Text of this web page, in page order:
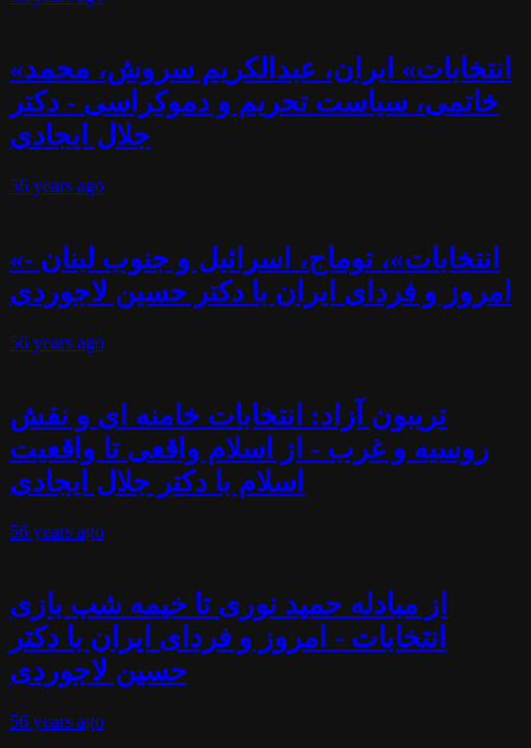
«انتخابات» ایران، عبدالکریم سروش، محمد
خاتمی، سیاست تحریم و دموکراسی - دکتر
جلال ایجادی
56 years ago
«انتخابات»، توماج، اسرائیل و جنوب لبنان -
امروز و فردای ایران با دکتر حسین لاجوردی
56 years ago
تریبون آزاد: انتخابات خامنه ای و نقش
روسیه و غرب - از اسلام واقعی تا واقعیت
اسلام با دکتر جلال ایجادی
56 years ago
از مبادله حمید نوری تا خیمه شب بازی
انتخابات - امروز و فردای ایران با دکتر
حسین لاجوردی
56 years ago